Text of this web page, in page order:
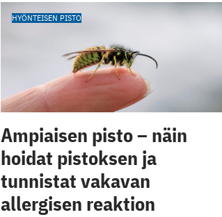
HYÖNTEISEN PISTO
Ampiaisen pisto – näin
hoidat pistoksen ja
tunnistat vakavan
allergisen reaktion